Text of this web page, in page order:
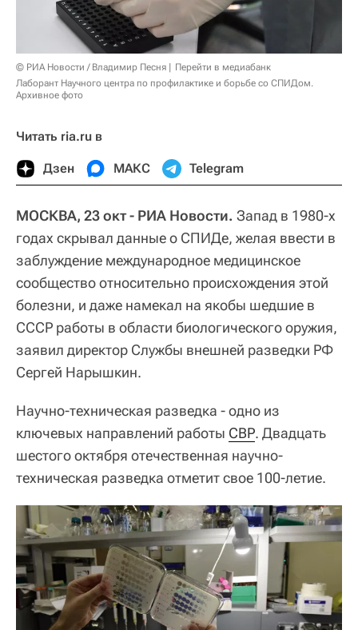
© РИА Новости / Владимир Песня
Перейти в медиабанк
Лаборант Научного центра по профилактике и борьбе со СПИДом.
Архивное фото
Читать ria.ru в
Дзен МАКС Telegram
МОСКВА, 23 окт - РИА Новости. Запад в 1980-х
годах скрывал данные о СПИДе, желая ввести в
заблуждение международное медицинское
сообщество относительно происхождения этой
болезни, и даже намекал на якобы шедшие в
СССР работы в области биологического оружия,
заявил директор Службы внешней разведки РФ
Сергей Нарышкин.
Научно-техническая разведка - одно из
ключевых направлений работы СВР. Двадцать
шестого октября отечественная научно-
техническая разведка отметит свое 100-летие.